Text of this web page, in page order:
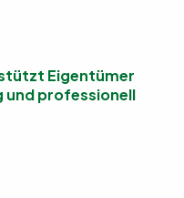
Eigentümer
und professionell